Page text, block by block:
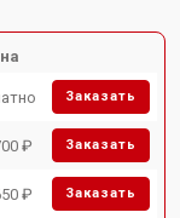
Заказать
₽ Заказать
₽ Заказать